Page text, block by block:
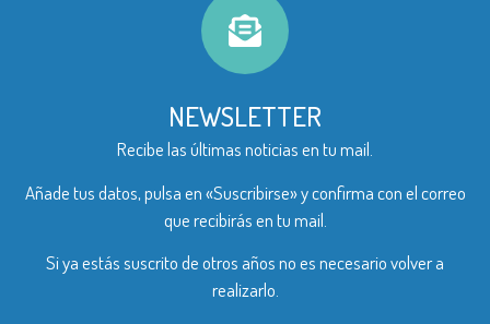
NEWSLETTER
Recibe las últimas noticias en tu mail.
Añade tus datos, pulsa en «Suscribirse» y confirma con el correo
que recibirás en tu mail.
Si ya estás suscrito de otros años no es necesario volver a
realizarlo.